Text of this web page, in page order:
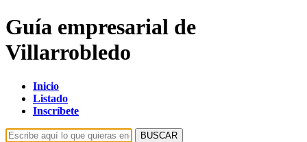
Guía empresarial de
Villarrobledo
Inicio
Listado
Inscríbete
BUSCAR